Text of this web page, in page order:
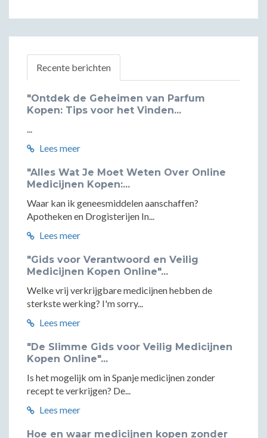
Recente berichten
"Ontdek de Geheimen van Parfum
Kopen: Tips voor het Vinden...
...
Lees meer
"Alles Wat Je Moet Weten Over Online
Medicijnen Kopen:...
Waar kan ik geneesmiddelen aanschaffen?
Apotheken en Drogisterijen In...
Lees meer
"Gids voor Verantwoord en Veilig
Medicijnen Kopen Online"...
Welke vrij verkrijgbare medicijnen hebben de
sterkste werking? I'm sorry...
Lees meer
"De Slimme Gids voor Veilig Medicijnen
Kopen Online"...
Is het mogelijk om in Spanje medicijnen zonder
recept te verkrijgen? De...
Lees meer
Hoe en waar medicijnen kopen zonder